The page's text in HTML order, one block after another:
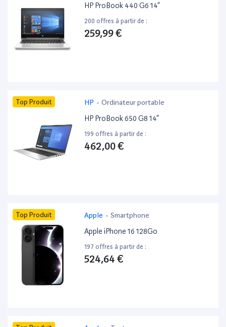
HP ProBook 440 G6 14”
200 offres à partir de :
259,99 €
Top Produit HP - Ordinateur portable
HP ProBook 650 G8 14”
199 offres à partir de :
462,00 €
Top Produit Apple - Smartphone
Apple iPhone 16 128Go
197 offres à partir de :
524,64 €